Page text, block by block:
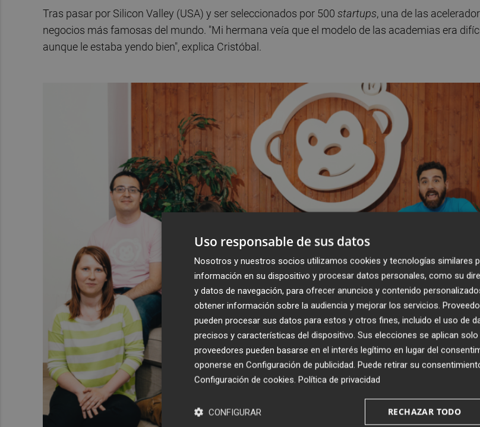
Tras pasar por Silicon Valley (USA) y ser seleccionados por 500 startups, una de las
negocios más famosas del mundo. "Mi hermana veía que el modelo de las academias era
aunque le estaba yendo bien", explica Cristóbal.
Uso responsable de sus datos
Nosotros y nuestros socios utilizamos cookies y tecnologías similares
información en su dispositivo y procesar datos personales, como su
y datos de navegación, para ofrecer anuncios y contenido
obtener información sobre la audiencia y mejorar los servicios.
pueden procesar sus datos para estos y otros fines, incluido el uso de
precisos y características del dispositivo. Sus elecciones se aplican
proveedores pueden basarse en el interés legítimo en lugar del
oponerse en Configuración de publicidad. Puede retirar su
Configuración de cookies. Política de privacidad
RECHAZAR TODO
CONFIGURAR